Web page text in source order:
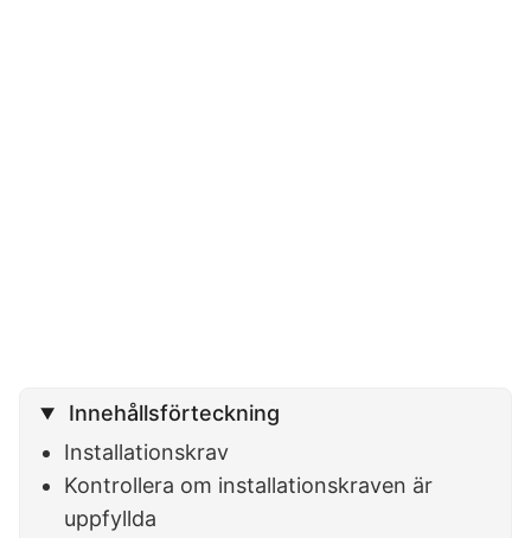
Innehållsförteckning
Installationskrav
Kontrollera om installationskraven är
uppfyllda